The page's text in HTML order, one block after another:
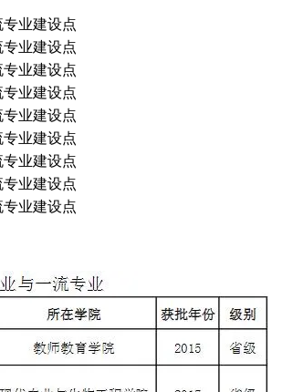
业建设点
业建设点
业建设点
业建设点
业建设点
业建设点
业建设点
业建设点
业建设点